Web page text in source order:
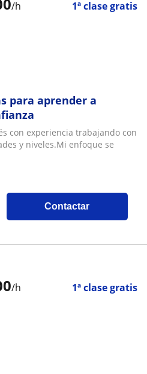
/h 1ª clase gratis
para aprender a
con experiencia trabajando con
y niveles.Mi enfoque se
Contactar
/h 1ª clase gratis